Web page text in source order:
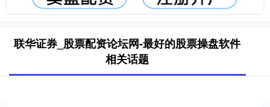
联华证券_股票配资论坛网-最好的股票操盘软件
相关话题